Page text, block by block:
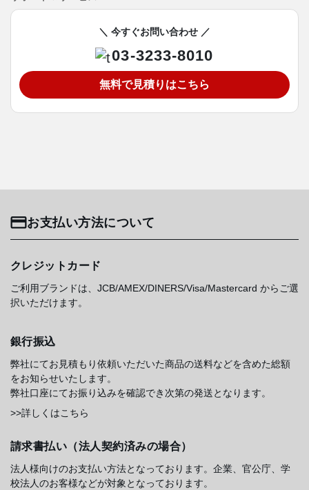
＼ 今すぐお問い合わせ ／
03-3233-8010
無料で見積りはこちら
お支払い方法について
クレジットカード
ご利用ブランドは、JCB/AMEX/DINERS/Visa/Mastercard からご選
択いただけます。
銀行振込
弊社にてお見積もり依頼いただいた商品の送料などを含めた総額
をお知らせいたします。
弊社口座にてお振り込みを確認でき次第の発送となります。
>>詳しくはこちら
請求書払い（法人契約済みの場合）
法人様向けのお支払い方法となっております。企業、官公庁、学
校法人のお客様などが対象となっております。